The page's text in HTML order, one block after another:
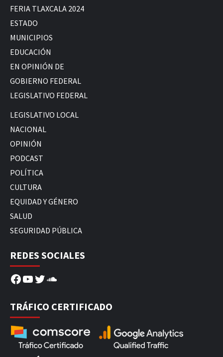
FERIA TLAXCALA 2024
ESTADO
MUNICIPIOS
EDUCACIÓN
EN OPINIÓN DE
GOBIERNO FEDERAL
LEGISLATIVO FEDERAL
LEGISLATIVO LOCAL
NACIONAL
OPINIÓN
PODCAST
POLÍTICA
CULTURA
EQUIDAD Y GÉNERO
SALUD
SEGURIDAD PÚBLICA
REDES SOCIALES
Facebook
YouTube
Twitter
SoundCloud
TRÁFICO CERTIFICADO